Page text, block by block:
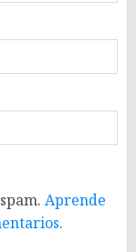
Aprende